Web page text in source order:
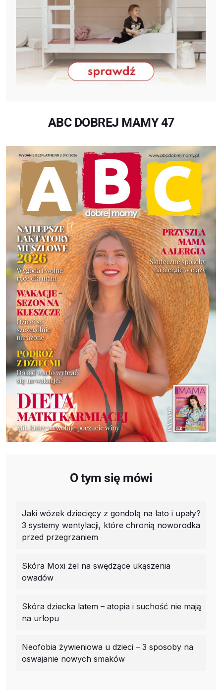
ABC DOBREJ MAMY 47
O tym się mówi
Jaki wózek dziecięcy z gondolą na lato i upały?
3 systemy wentylacji, które chronią noworodka
przed przegrzaniem
Skóra Moxi żel na swędzące ukąszenia
owadów
Skóra dziecka latem – atopia i suchość nie mają
na urlopu
Neofobia żywieniowa u dzieci – 3 sposoby na
oswajanie nowych smaków